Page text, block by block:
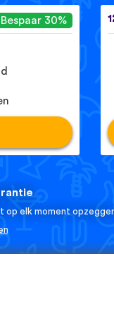
Bespaar 30%
op elk moment